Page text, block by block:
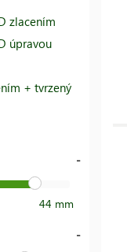
zlacením
úpravou
+ tvrzený
44 mm